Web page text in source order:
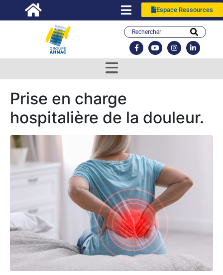
Espace Ressources
Prise en charge
hospitalière de la douleur.